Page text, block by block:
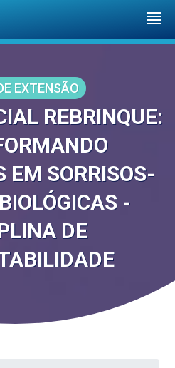
EXTENSÃO
REBRINQUE:
EM SORRISOS-
-
DE